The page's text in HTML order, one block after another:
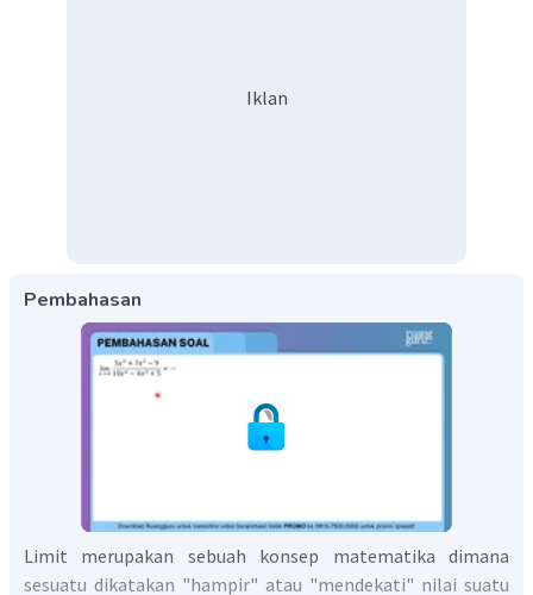
Iklan
Pembahasan
Limit merupakan sebuah konsep matematika dimana
sesuatu dikatakan "hampir" atau "mendekati" nilai suatu